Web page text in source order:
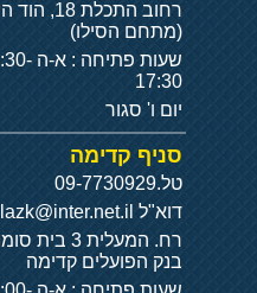
רחוב התכלת
(מתחם הסילו)
שעות פתיחה
17:30
יום ו' סגור
סניף קדימה
טל.09-7730929
דוא"ל
רח. המעלית 3
בנק הפועלים קדימה